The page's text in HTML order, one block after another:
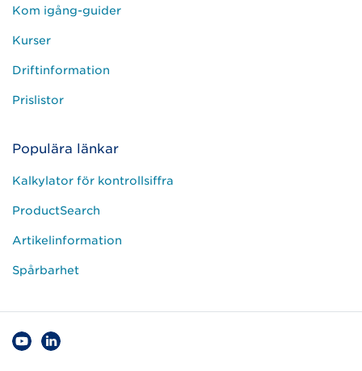
Kom igång-guider
Kurser
Driftinformation
Prislistor
Populära länkar
Kalkylator för kontrollsiffra
ProductSearch
Artikelinformation
Spårbarhet